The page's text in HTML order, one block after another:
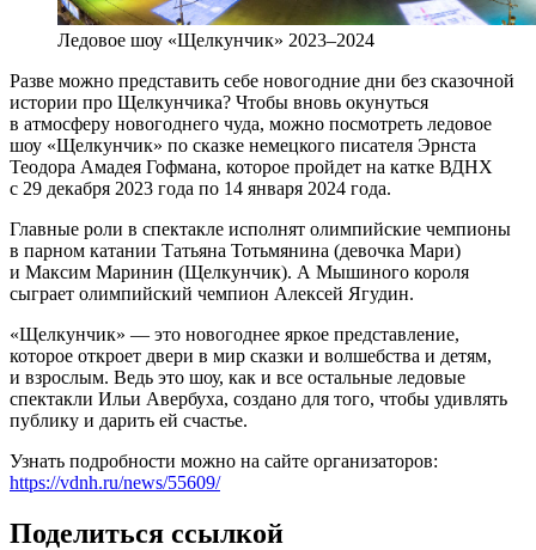
Ледовое шоу «Щелкунчик» 2023–2024
Разве можно представить себе новогодние дни без сказочной
истории про Щелкунчика? Чтобы вновь окунуться
в атмосферу новогоднего чуда, можно посмотреть ледовое
шоу «Щелкунчик» по сказке немецкого писателя Эрнста
Теодора Амадея Гофмана, которое пройдет на катке ВДНХ
с 29 декабря 2023 года по 14 января 2024 года.
Главные роли в спектакле исполнят олимпийские чемпионы
в парном катании Татьяна Тотьмянина (девочка Мари)
и Максим Маринин (Щелкунчик). А Мышиного короля
сыграет олимпийский чемпион Алексей Ягудин.
«Щелкунчик» — это новогоднее яркое представление,
которое откроет двери в мир сказки и волшебства и детям,
и взрослым. Ведь это шоу, как и все остальные ледовые
спектакли Ильи Авербуха, создано для того, чтобы удивлять
публику и дарить ей счастье.
Узнать подробности можно на сайте организаторов:
https://vdnh.ru/news/55609/
Поделиться ссылкой